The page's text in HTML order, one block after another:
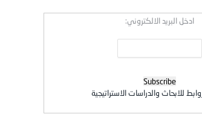
ادخل البريد الالكتروني:
للابحاث والدراسات الاستراتيجية